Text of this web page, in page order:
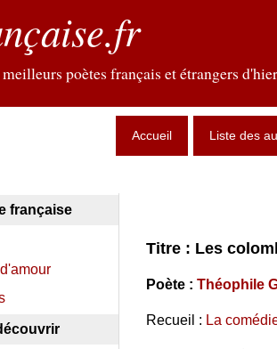
poètes français et étrangers
Accueil Liste des
Titre : Les
Poète : Théophile
Recueil : La
française